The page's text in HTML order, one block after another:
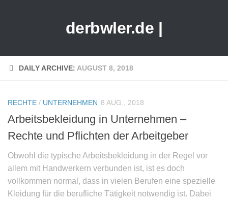
derbwler.de |
DAILY ARCHIVE: AUGUST 8, 2018
RECHTE / UNTERNEHMEN 8 AUG., 2018
Arbeitsbekleidung in Unternehmen –
Rechte und Pflichten der Arbeitgeber
Obwohl die typische Arbeitsbekleidung in der Regel vor
allem mit Handwerkern verbunden ist, ist es doch
vollkommen normal, dass in vielen Berufen eine spezielle
Kleidung für die berufliche Tätigkeit notwendig ist. Dabei